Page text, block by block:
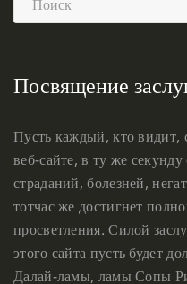
Посвящение
Пусть каждый, кто видит,
веб-сайте, в ту же
страданий, болезней,
тотчас же достигнет
просветления. Силой
этого сайта пусть будет
Далай-ламы, ламы Сопы